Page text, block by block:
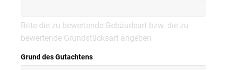
Bitte die zu bewertende Gebäudeart bzw. die zu
bewertende Grundstücksart angeben
Grund des Gutachtens